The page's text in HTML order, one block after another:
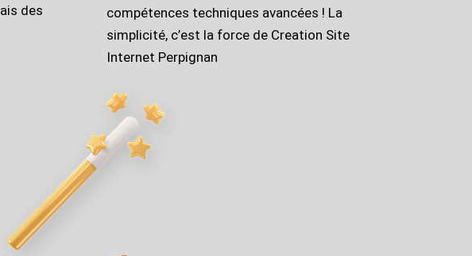
des
compétences techniques avancées ! La
simplicité, c’est la force de Creation Site
Internet Perpignan